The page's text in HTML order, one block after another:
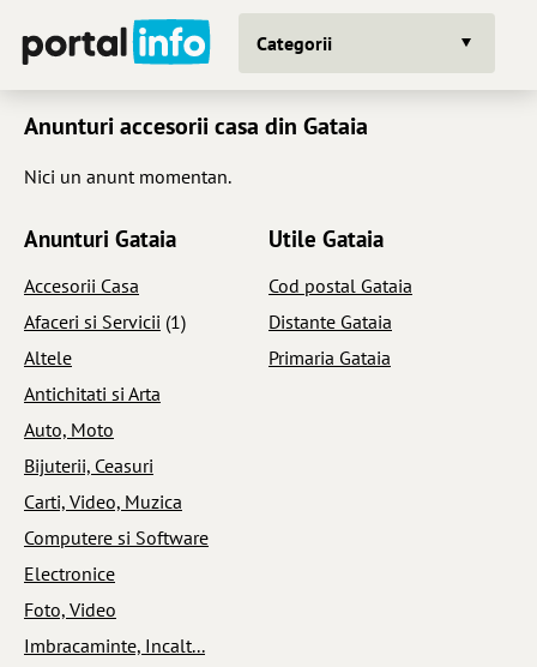
Categorii
Anunturi accesorii casa din Gataia
Nici un anunt momentan.
Anunturi Gataia
Accesorii Casa
Afaceri si Servicii (1)
Altele
Antichitati si Arta
Auto, Moto
Bijuterii, Ceasuri
Carti, Video, Muzica
Computere si Software
Electronice
Foto, Video
Imbracaminte, Incalt...
Utile Gataia
Cod postal Gataia
Distante Gataia
Primaria Gataia